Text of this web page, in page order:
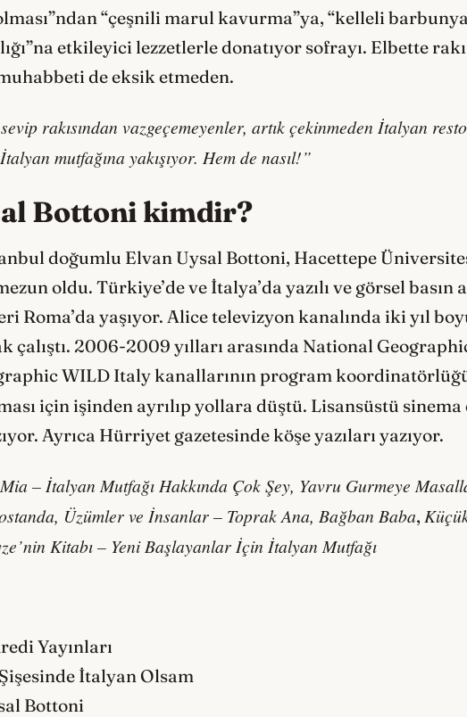
“çeşnili marul kavurma”ya, “kelleli
etkileyici lezzetlerle donatıyor sofrayı. Elbette
de eksik etmeden.
rakısından vazgeçemeyenler, artık çekinmeden İtalyan
mutfağına yakışıyor. Hem de nasıl!”
Bottoni kimdir?
doğumlu Elvan Uysal Bottoni, Hacettepe
oldu. Türkiye’de ve İtalya’da yazılı ve görsel basın
Roma’da yaşıyor. Alice televizyon kanalında iki yıl
çalıştı. 2006-2009 yılları arasında National
WILD Italy kanallarının program
için işinden ayrılıp yollara düştü. Lisansüstü
Ayrıca Hürriyet gazetesinde köşe yazıları yazıyor.
– İtalyan Mutfağı Hakkında Çok Şey, Yavru Gurmeye
Üzümler ve İnsanlar – Toprak Ana, Bağban Baba,
Kitabı – Yeni Başlayanlar İçin İtalyan Mutfağı
Yayınları
İtalyan Olsam
Bottoni